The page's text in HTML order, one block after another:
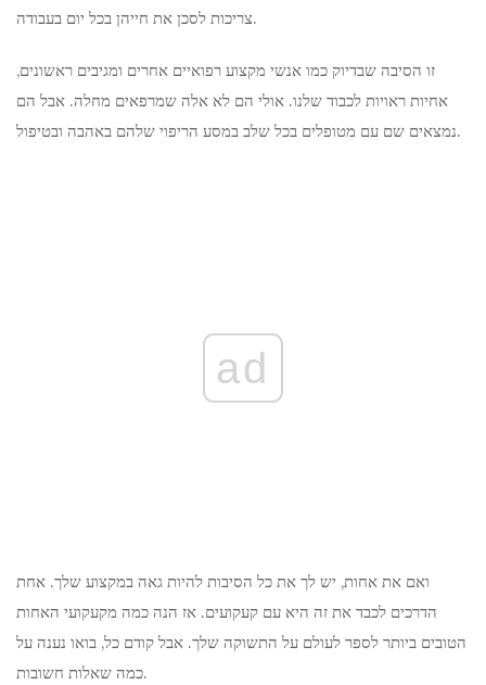
צריכות לסכן את חייהן בכל יום בעבודה.
זו הסיבה שבדיוק כמו אנשי מקצוע רפואיים אחרים ומגיבים ראשונים,
אחיות ראויות לכבוד שלנו. אולי הם לא אלה שמרפאים מחלה. אבל הם
נמצאים שם עם מטופלים בכל שלב במסע הריפוי שלהם באהבה ובטיפול.
ad
ואם את אחות, יש לך את כל הסיבות להיות גאה במקצוע שלך. אחת
הדרכים לכבד את זה היא עם קעקועים. אז הנה כמה מקעקועי האחות
הטובים ביותר לספר לעולם על התשוקה שלך. אבל קודם כל, בואו נענה על
כמה שאלות חשובות.